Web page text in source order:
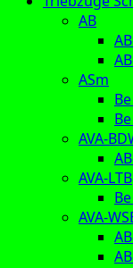
AB
ASm
AVA-
AVA-LTB
AVA-